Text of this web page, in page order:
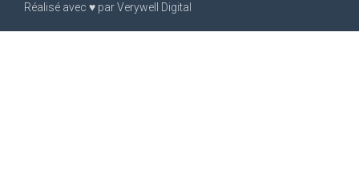
Réalisé avec ♥ parVerywell Digital